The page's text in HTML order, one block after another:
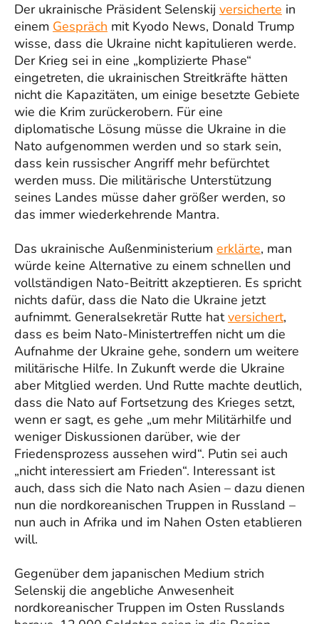
Der ukrainische Präsident Selenskij versicherte in
einem Gespräch mit Kyodo News, Donald Trump
wisse, dass die Ukraine nicht kapitulieren werde.
Der Krieg sei in eine „komplizierte Phase“
eingetreten, die ukrainischen Streitkräfte hätten
nicht die Kapazitäten, um einige besetzte Gebiete
wie die Krim zurückerobern. Für eine
diplomatische Lösung müsse die Ukraine in die
Nato aufgenommen werden und so stark sein,
dass kein russischer Angriff mehr befürchtet
werden muss. Die militärische Unterstützung
seines Landes müsse daher größer werden, so
das immer wiederkehrende Mantra.
Das ukrainische Außenministerium erklärte, man
würde keine Alternative zu einem schnellen und
vollständigen Nato-Beitritt akzeptieren. Es spricht
nichts dafür, dass die Nato die Ukraine jetzt
aufnimmt. Generalsekretär Rutte hatversichert,
dass es beim Nato-Ministertreffen nicht um die
Aufnahme der Ukraine gehe, sondern um weitere
militärische Hilfe. In Zukunft werde die Ukraine
aber Mitglied werden. Und Rutte machte deutlich,
dass die Nato auf Fortsetzung des Krieges setzt,
wenn er sagt, es gehe „um mehr Militärhilfe und
weniger Diskussionen darüber, wie der
Friedensprozess aussehen wird“. Putin sei auch
„nicht interessiert am Frieden“. Interessant ist
auch, dass sich die Nato nach Asien – dazu dienen
nun die nordkoreanischen Truppen in Russland –
nun auch in Afrika und im Nahen Osten etablieren
will.
Gegenüber dem japanischen Medium strich
Selenskij die angebliche Anwesenheit
nordkoreanischer Truppen im Osten Russlands